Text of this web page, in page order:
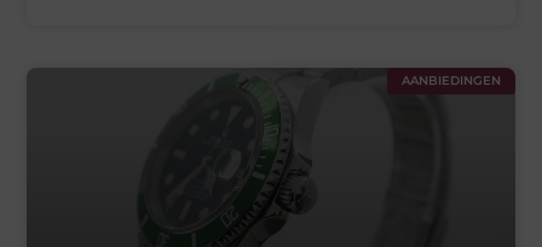
AANBIEDINGEN